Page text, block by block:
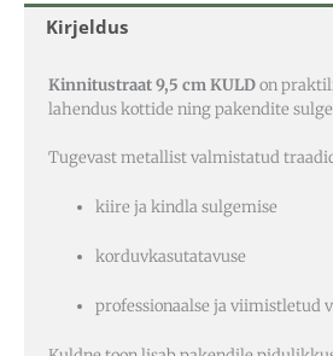
Kirjeldus
Kinnitustraat 9,5 cm KULDon
lahendus kottide ning pakendite
Tugevast metallist valmistatud
kiire ja kindla sulgemise
korduvkasutatavuse
professionaalse ja viimistletud